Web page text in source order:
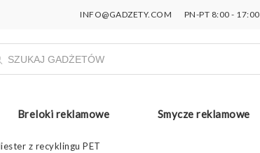
INFO@GADZETY.COM PN-PT 8:00 - 17:00
Breloki reklamowe Smycze reklamowe
z recyklingu PET